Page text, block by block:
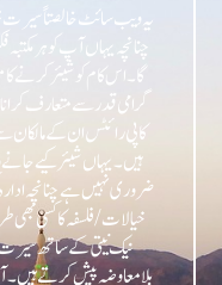
یہ ویب سائٹ خالصتاً
چنانچہ یہاں آپ کو ہر
گا۔ اس کام کو شیئر کرنے
گرامی قدر سے متعارف
کاپی رائٹس ان کے مالکان
ہیں۔ یہاں شیئر کیے
ضروری نہیں ہے چنانچہ
خیالات/فلسفہ کا کسی
نیک نیتی کے ساتھ سیرت
بلامعاوضہ پیش کرتے